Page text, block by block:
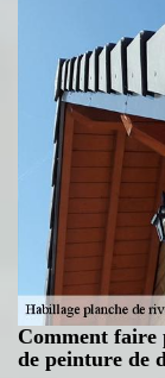
Comment faire
de peinture de